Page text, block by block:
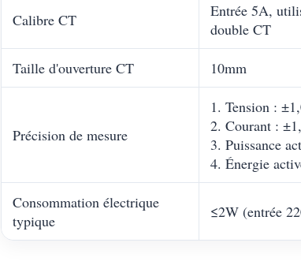
Calibre CT
Entrée 5A,
double CT
Taille d'ouverture CT 10mm
Précision de mesure
1. Tension :
2. Courant :
3. Puissance
4. Énergie
Consommation électrique
typique
≤2W (entrée